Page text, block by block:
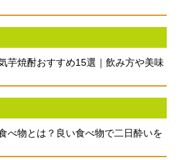
芋焼酎おすすめ15選｜飲み方や美味
べ物とは？良い食べ物で二日酔いを